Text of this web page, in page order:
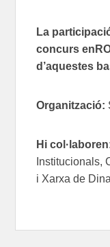
La
concurs
d’aquestes
Organització:
Hi
Institucionals,
i Xarxa de